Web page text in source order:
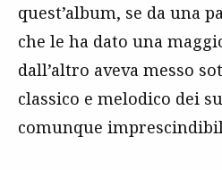
quest’album, se da una
che le ha dato una
dall’altro aveva messo
classico e melodico dei
comunque